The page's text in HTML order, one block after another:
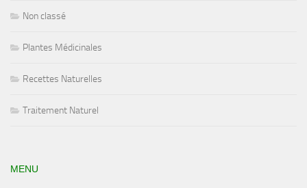
Non classé
Plantes Médicinales
Recettes Naturelles
Traitement Naturel
MENU